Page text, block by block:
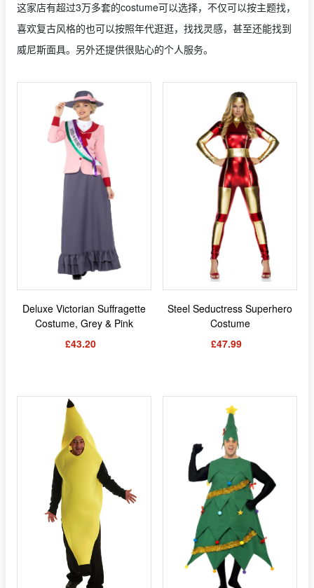
这家店有超过3万多套的costume可以选择，不仅可以按主题找，
喜欢复古风格的也可以按照年代逛逛，找找灵感，甚至还能找到
威尼斯面具。另外还提供很贴心的个人服务。
Deluxe Victorian Suffragette
Costume, Grey & Pink
£43.20
Steel Seductress Superhero
Costume
£47.99